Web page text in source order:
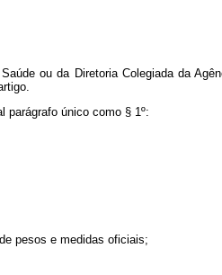
ou da Diretoria Colegiada da
parágrafo único como § 1º:
pesos e medidas oficiais;